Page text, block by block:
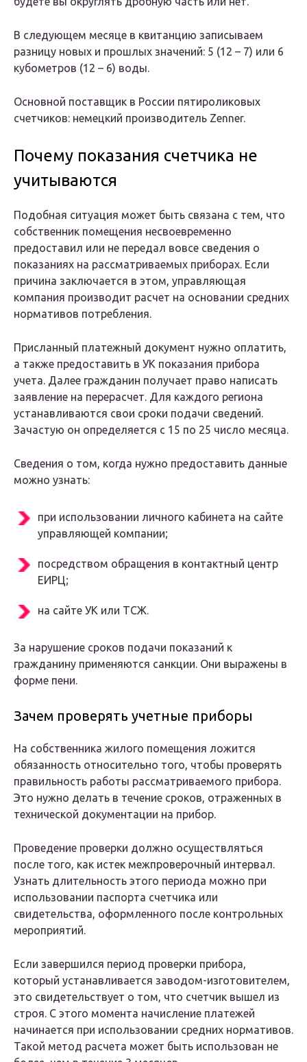
В следующем месяце в квитанцию записываем
разницу новых и прошлых значений: 5 (12 – 7) или 6
кубометров (12 – 6) воды.
Основной поставщик в России пятироликовых
счетчиков: немецкий производитель Zenner.
Почему показания счетчика не
учитываются
Подобная ситуация может быть связана с тем, что
собственник помещения несвоевременно
предоставил или не передал вовсе сведения о
показаниях на рассматриваемых приборах. Если
причина заключается в этом, управляющая
компания производит расчет на основании средних
нормативов потребления.
Присланный платежный документ нужно оплатить,
а также предоставить в УК показания прибора
учета. Далее гражданин получает право написать
заявление на перерасчет. Для каждого региона
устанавливаются свои сроки подачи сведений.
Зачастую он определяется с 15 по 25 число месяца.
Сведения о том, когда нужно предоставить данные
можно узнать:
при использовании личного кабинета на сайте
управляющей компании;
посредством обращения в контактный центр
ЕИРЦ;
на сайте УК или ТСЖ.
За нарушение сроков подачи показаний к
гражданину применяются санкции. Они выражены в
форме пени.
Зачем проверять учетные приборы
На собственника жилого помещения ложится
обязанность относительно того, чтобы проверять
правильность работы рассматриваемого прибора.
Это нужно делать в течение сроков, отраженных в
технической документации на прибор.
Проведение проверки должно осуществляться
после того, как истек межпроверочный интервал.
Узнать длительность этого периода можно при
использовании паспорта счетчика или
свидетельства, оформленного после контрольных
мероприятий.
Если завершился период проверки прибора,
который устанавливается заводом-изготовителем,
это свидетельствует о том, что счетчик вышел из
строя. С этого момента начисление платежей
начинается при использовании средних нормативов.
Такой метод расчета может быть использован не